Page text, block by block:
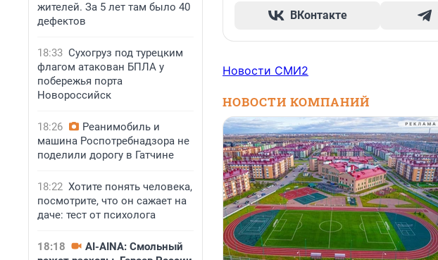
жителей. За 5 лет там было 40
дефектов
18:33 Сухогруз под турецким
флагом атакован БПЛА у
побережья порта
Новороссийск
18:26
Реанимобиль и
машина Роспотребнадзора не
поделили дорогу в Гатчине
18:22 Хотите понять человека,
посмотрите, что он сажает на
даче: тест от психолога
18:18
AI-AINA: Смольный
ВКонтакте
Новости СМИ2
НОВОСТИ КОМПАНИЙ